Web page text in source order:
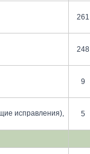
261
248
9
исправления),
5